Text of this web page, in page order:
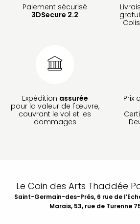
Paiement sécurisé
3DSecure 2.2
Expédition assurée
pour la valeur de l'œuvre,
couvrant le vol et les
dommages
Prix
Le Coin des Arts Thaddée
Saint-Germain-des-Prés, 6 rue de
Marais, 53, rue de Turenne